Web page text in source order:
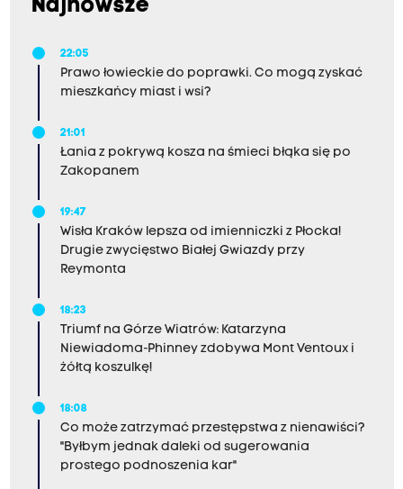
Najnowsze
22:05
Prawo łowieckie do poprawki. Co mogą zyskać
mieszkańcy miast i wsi?
21:01
Łania z pokrywą kosza na śmieci błąka się po
Zakopanem
19:47
Wisła Kraków lepsza od imienniczki z Płocka!
Drugie zwycięstwo Białej Gwiazdy przy
Reymonta
18:23
Triumf na Górze Wiatrów: Katarzyna
Niewiadoma-Phinney zdobywa Mont Ventoux i
żółtą koszulkę!
18:08
Co może zatrzymać przestępstwa z nienawiści?
"Byłbym jednak daleki od sugerowania
prostego podnoszenia kar"